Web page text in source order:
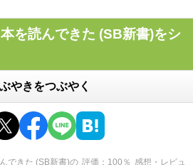
を読んできた (SB新書)をシ
やきをつぶやく
できた (SB新書)の 評価 100 ％ 感想・レビュ